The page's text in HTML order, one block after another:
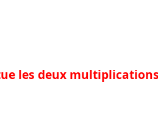
les deux